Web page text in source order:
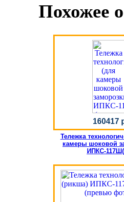
Похожее
160417
Тележка
камеры шоковой
ИПКС-